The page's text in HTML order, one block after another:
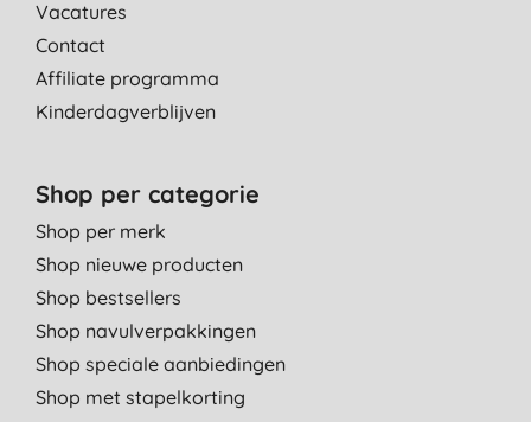
Vacatures
Contact
Affiliate programma
Kinderdagverblijven
Shop per categorie
Shop per merk
Shop nieuwe producten
Shop bestsellers
Shop navulverpakkingen
Shop speciale aanbiedingen
Shop met stapelkorting